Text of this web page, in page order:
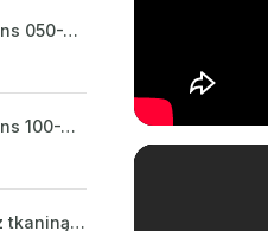
Viessmann Vitodens 050-W, 19 kW, ciepła woda użytkowa
Viessmann Vitodens 100-W, 19 kW
Płyta systemowa z tkaniną UHP 302FP